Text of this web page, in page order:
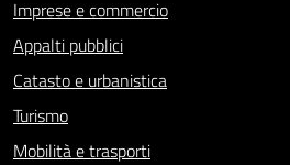
Imprese e commercio
Appalti pubblici
Catasto e urbanistica
Turismo
Mobilità e trasporti